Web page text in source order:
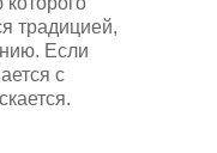
традицией,
Если
с